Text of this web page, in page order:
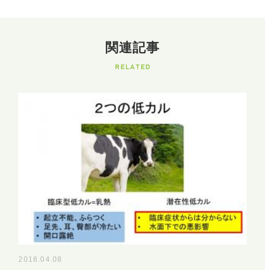
関連記事
2018.04.08